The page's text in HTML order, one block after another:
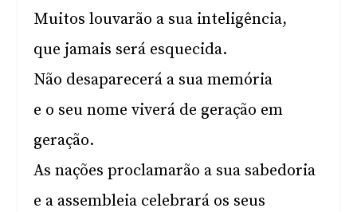
Muitos louvarão a sua inteligência,
que jamais será esquecida.
Não desaparecerá a sua memória
e o seu nome viverá de geração em
geração.
As nações proclamarão a sua sabedoria
e a assembleia celebrará os seus